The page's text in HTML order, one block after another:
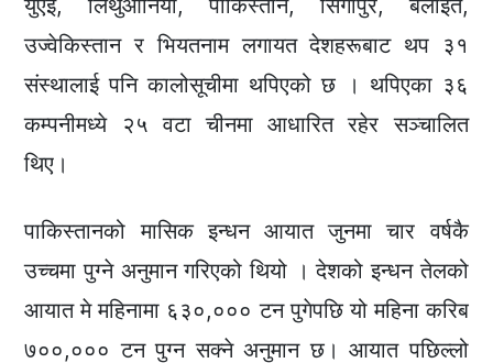
युएई, लिथुआनिया, पाकिस्तान, सिंगापुर, बेलाइत,
उज्वेकिस्तान र भियतनाम लगायत देशहरूबाट थप ३१
संस्थालाई पनि कालोसूचीमा थपिएको छ । थपिएका ३६
कम्पनीमध्ये २५ वटा चीनमा आधारित रहेर सञ्चालित
थिए।
पाकिस्तानको मासिक इन्धन आयात जुनमा चार वर्षकै
उच्चमा पुग्ने अनुमान गरिएको थियो । देशको इन्धन तेलको
आयात मे महिनामा ६३०,००० टन पुगेपछि यो महिना करिब
७००,००० टन पुग्न सक्ने अनुमान छ। आयात पछिल्लो